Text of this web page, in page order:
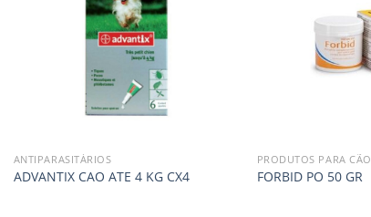
ANTIPARASITÁRIOS
ADVANTIX CAO ATE 4 KG CX4
PRODUTOS PARA CÃO
FORBID PO 50 GR